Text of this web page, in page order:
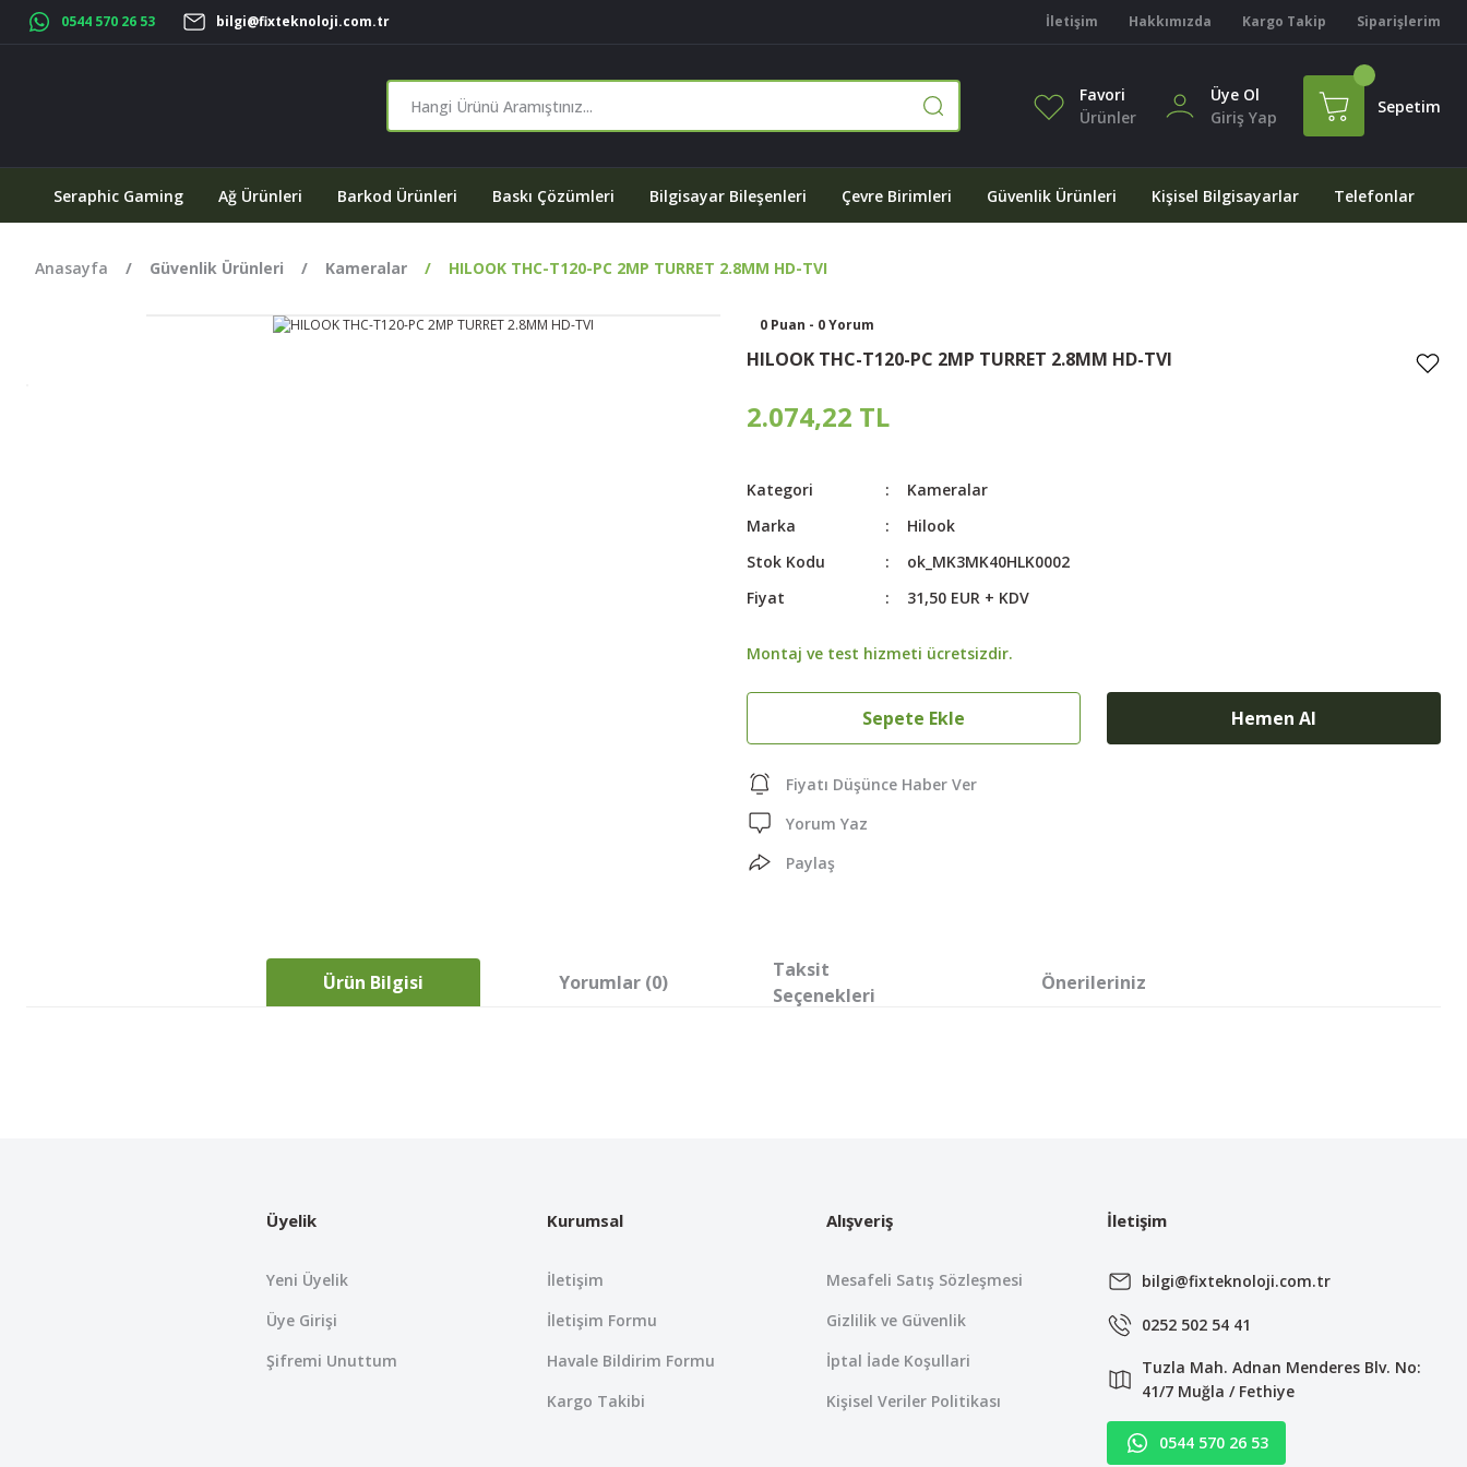
0544 570 26 53 bilgi@fixteknoloji.com.tr İletişim Hakkımızda Kargo Takip Siparişlerim
Favori
Ürünler
Üye Ol
Giriş Yap
Sepetim
Seraphic Gaming Ağ Ürünleri Barkod Ürünleri Baskı Çözümleri Bilgisayar Bileşenleri Çevre Birimleri Güvenlik Ürünleri Kişisel Bilgisayarlar Telefonlar
Anasayfa Güvenlik Ürünleri Kameralar HILOOK THC-T120-PC 2MP TURRET 2.8MM HD-TVI
0 Puan - 0 Yorum
HILOOK THC-T120-PC 2MP TURRET 2.8MM HD-TVI
2.074,22 TL
Kategori
Kameralar
Marka
Hilook
Stok Kodu
ok_MK3MK40HLK0002
Fiyat
31,50 EUR + KDV
Montaj ve test hizmeti ücretsizdir.
Sepete Ekle Hemen Al
Fiyatı Düşünce Haber Ver
Yorum Yaz
Paylaş
Ürün Bilgisi Yorumlar (0)
Taksit
Seçenekleri
Önerileriniz
Ürün bilgilerinde hatalar bulunuyor.
Bu ürüne benzer farklı alternatifler olmalı.
Üyelik
Yeni Üyelik
Üye Girişi
Şifremi Unuttum
Kurumsal
İletişim
İletişim Formu
Havale Bildirim Formu
Kargo Takibi
Alışveriş
Mesafeli Satış Sözleşmesi
Gizlilik ve Güvenlik
İptal İade Koşullari
Kişisel Veriler Politikası
İletişim
bilgi@fixteknoloji.com.tr
0252 502 54 41
Tuzla Mah. Adnan Menderes Blv. No:
41/7 Muğla / Fethiye
0544 570 26 53